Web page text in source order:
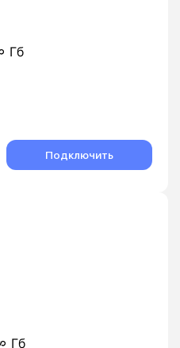
Гб
Подключить
Гб